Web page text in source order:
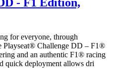
for everyone, through
Playseat® Challenge DD – F1®
and an authentic F1® racing
quick deployment allows dri